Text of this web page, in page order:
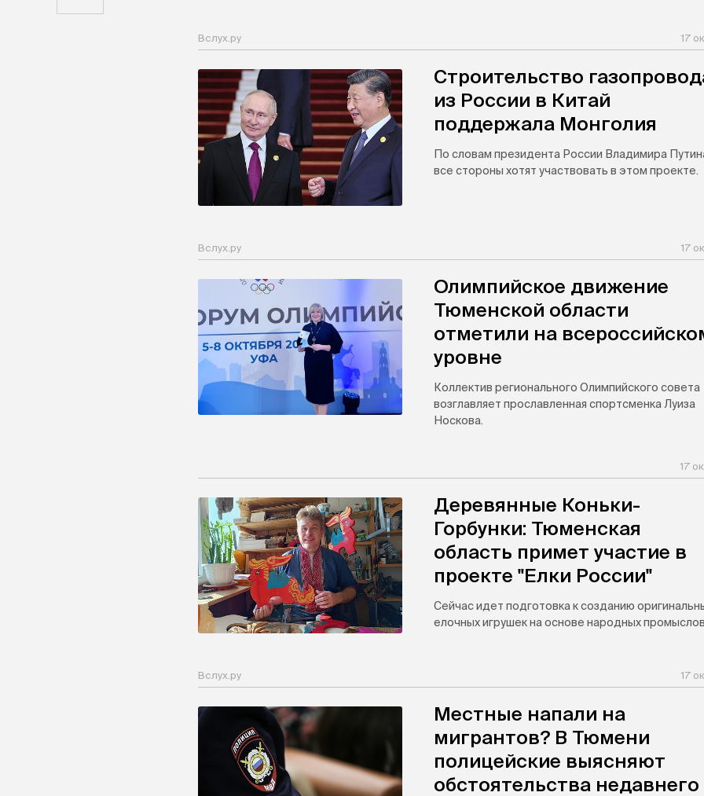
Вслух.ру 17
Строительство
из России в Китай
поддержала Монголия
По словам президента России Владимира
все стороны хотят участвовать в этом проекте.
Вслух.ру 17
Олимпийское движение
Тюменской области
отметили на
уровне
Коллектив регионального Олимпийского совета
возглавляет прославленная спортсменка Луиза
Носкова.
17
Деревянные Коньки-
Горбунки: Тюменская
область примет участие в
проекте "Елки России"
Сейчас идет подготовка к созданию
елочных игрушек на основе народных
Вслух.ру 17
Местные напали на
мигрантов? В Тюмени
полицейские выясняют
обстоятельства недавнего